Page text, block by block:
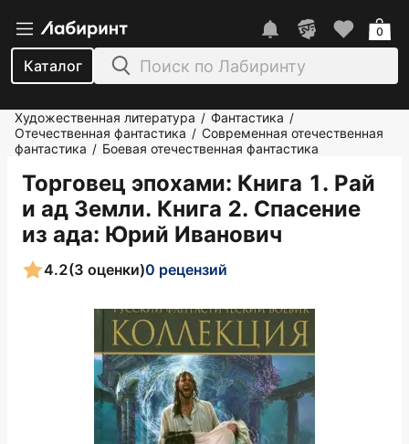
Каталог
0
Художественная литература / Фантастика /
Отечественная фантастика / Современная отечественная
фантастика / Боевая отечественная фантастика
Торговец эпохами: Книга 1. Рай
и ад Земли. Книга 2. Спасение
из ада: Юрий Иванович
4.2(3 оценки)0 рецензий